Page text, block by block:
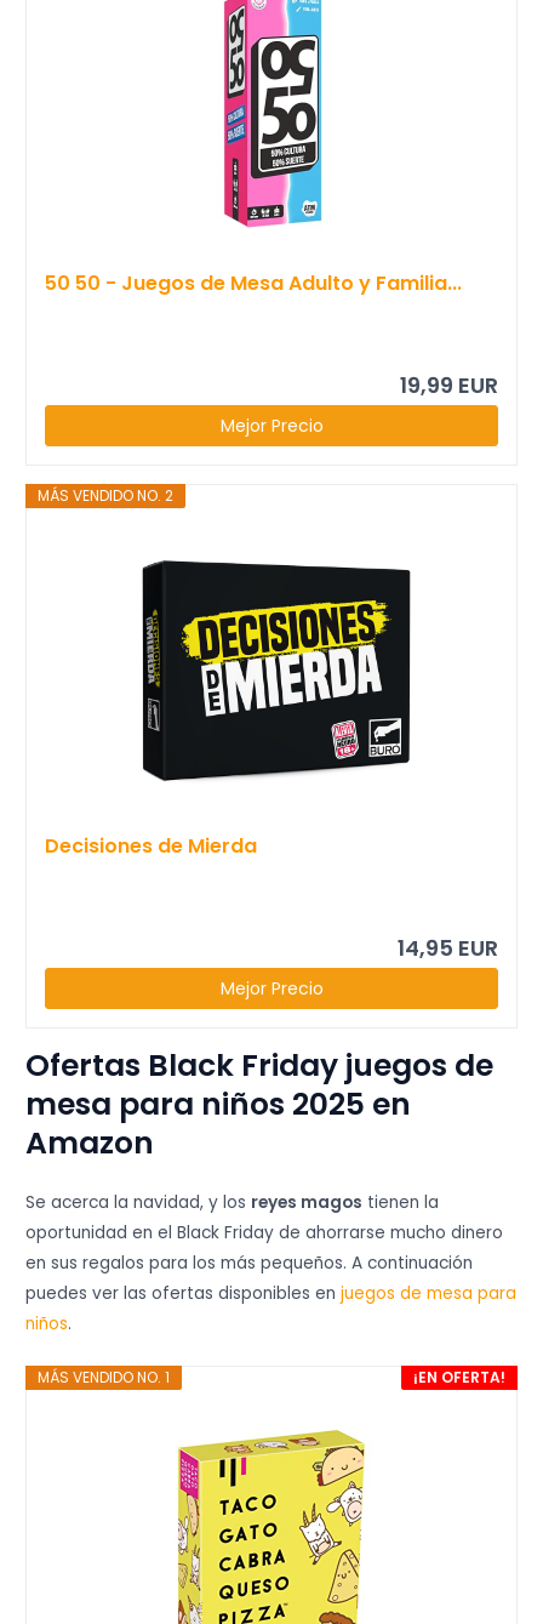
50 50 - Juegos de Mesa Adulto y Familia...
19,99 EUR
Mejor Precio
MÁS VENDIDO NO. 2
Decisiones de Mierda
14,95 EUR
Mejor Precio
Ofertas Black Friday juegos de
mesa para niños 2025 en
Amazon
Se acerca la navidad, y los reyes magos tienen la
oportunidad en el Black Friday de ahorrarse mucho dinero
en sus regalos para los más pequeños. A continuación
puedes ver las ofertas disponibles enjuegos de mesa para
niños.
¡EN OFERTA!
MÁS VENDIDO NO. 1